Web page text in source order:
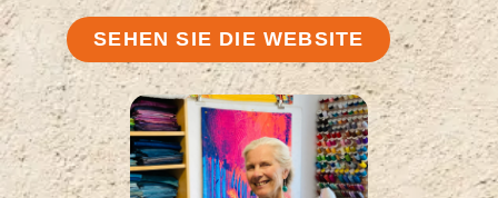
SEHEN SIE DIE WEBSITE